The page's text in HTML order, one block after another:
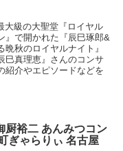
大級の大聖堂『ロイヤル
』で開かれた『辰巳琢郎&
秋のロイヤルナイト』
巳真理恵』さんのコンサ
紹介やエピソードなどを
厨裕二 あんみつコン
ぎゃらりぃ 名古屋